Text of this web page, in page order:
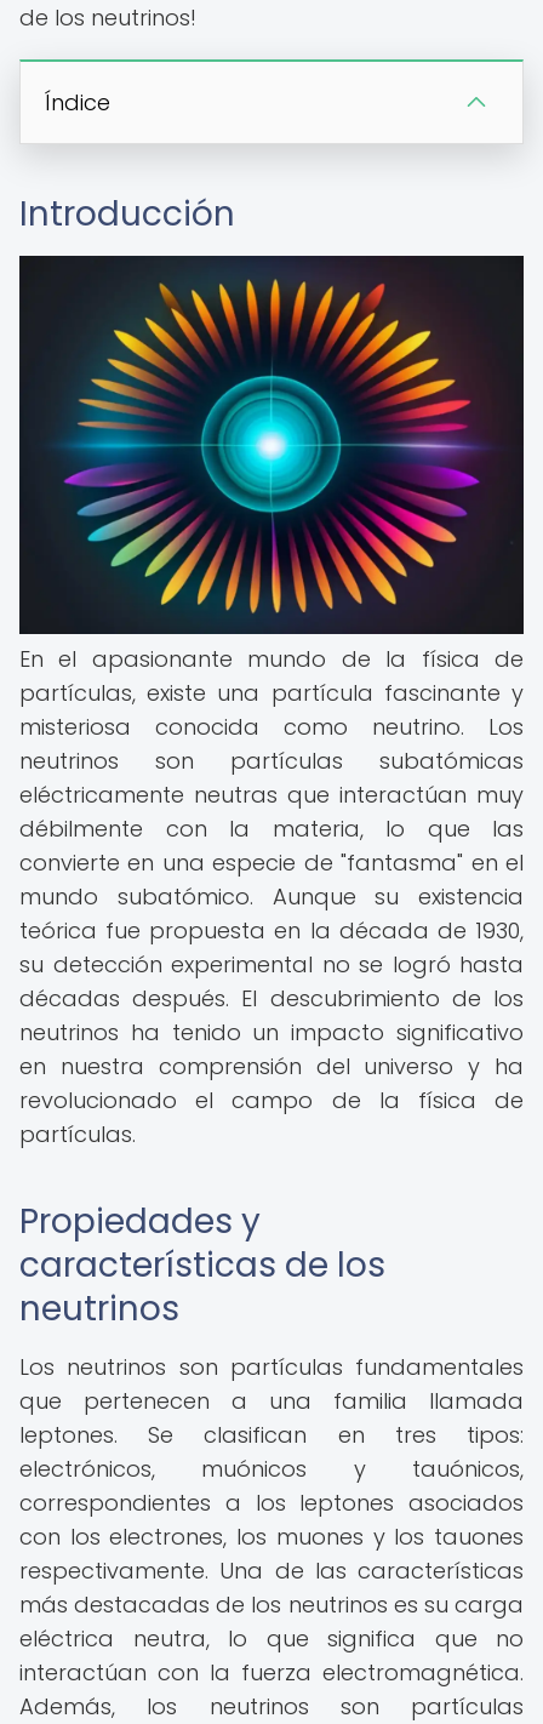
de los neutrinos!
Índice
Introducción
En el apasionante mundo de la física de
partículas, existe una partícula fascinante y
misteriosa conocida como neutrino. Los
neutrinos son partículas subatómicas
eléctricamente neutras que interactúan muy
débilmente con la materia, lo que las
convierte en una especie de "fantasma" en el
mundo subatómico. Aunque su existencia
teórica fue propuesta en la década de 1930,
su detección experimental no se logró hasta
décadas después. El descubrimiento de los
neutrinos ha tenido un impacto significativo
en nuestra comprensión del universo y ha
revolucionado el campo de la física de
partículas.
Propiedades y
características de los
neutrinos
Los neutrinos son partículas fundamentales
que pertenecen a una familia llamada
leptones. Se clasifican en tres tipos:
electrónicos, muónicos y tauónicos,
correspondientes a los leptones asociados
con los electrones, los muones y los tauones
respectivamente. Una de las características
más destacadas de los neutrinos es su carga
eléctrica neutra, lo que significa que no
interactúan con la fuerza electromagnética.
Además, los neutrinos son partículas